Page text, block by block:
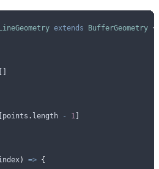
extends BufferGeometry {
[points . length - 1 ]
) => {